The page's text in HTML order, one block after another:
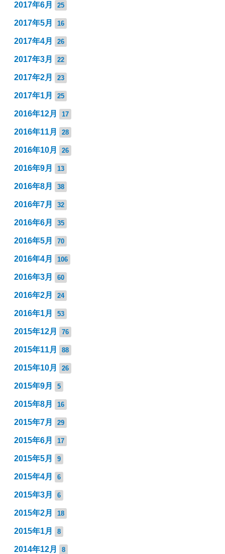
2017年6月 25
2017年5月 16
2017年4月 26
2017年3月 22
2017年2月 23
2017年1月 25
2016年12月 17
2016年11月 28
2016年10月 26
2016年9月 13
2016年8月 38
2016年7月 32
2016年6月 35
2016年5月 70
2016年4月 106
2016年3月 60
2016年2月 24
2016年1月 53
2015年12月 76
2015年11月 88
2015年10月 26
2015年9月 5
2015年8月 16
2015年7月 29
2015年6月 17
2015年5月 9
2015年4月 6
2015年3月 6
2015年2月 18
2015年1月 8
2014年12月 8